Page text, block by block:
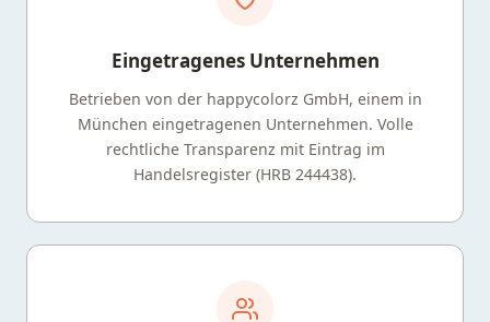
Eingetragenes Unternehmen
Betrieben von der happycolorz GmbH, einem in
München eingetragenen Unternehmen. Volle
rechtliche Transparenz mit Eintrag im
Handelsregister (HRB 244438).